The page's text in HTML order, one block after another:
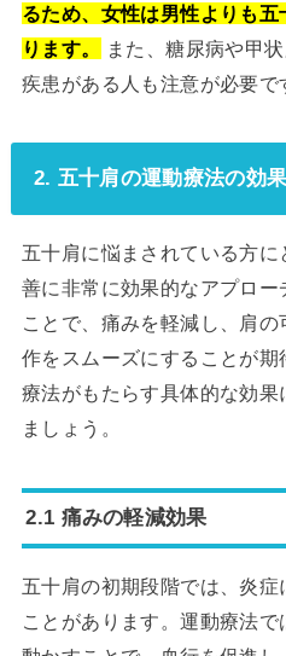
るため、女性は男性よりも
ります。
また、糖尿病や甲
疾患がある人も注意が必要で
2. 五十肩の運動療法の効
五十肩に悩まされている方
善に非常に効果的なアプロー
ことで、痛みを軽減し、肩
作をスムーズにすることが
療法がもたらす具体的な効
ましょう。
2.1 痛みの軽減効果
五十肩の初期段階では、炎
ことがあります。運動療法で